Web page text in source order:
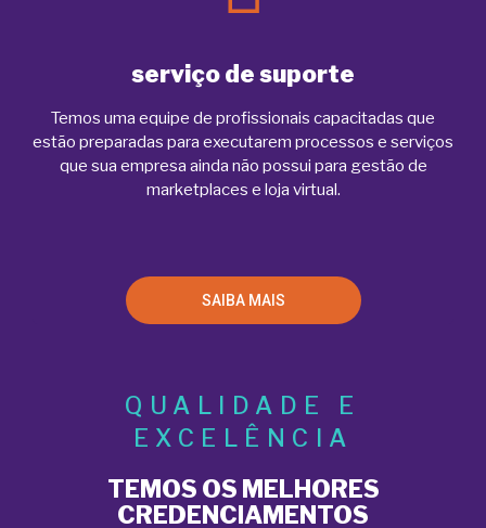
serviço de suporte
Temos uma equipe de profissionais capacitadas que
estão preparadas para executarem processos e serviços
que sua empresa ainda não possui para gestão de
marketplaces e loja virtual.
SAIBA MAIS
QUALIDADE E
EXCELÊNCIA
TEMOS OS MELHORES
CREDENCIAMENTOS